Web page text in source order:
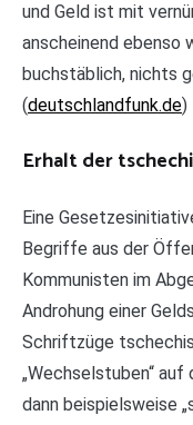
und Geld ist mit
anscheinend ebenso
buchstäblich, nichts
(deutschlandfunk.de)
Erhalt der
Eine
Begriffe aus der
Kommunisten im
Androhung einer
Schriftzüge
„Wechselstuben“
dann beispielsweise